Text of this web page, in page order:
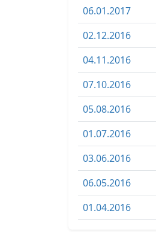
06.01.2017
02.12.2016
04.11.2016
07.10.2016
05.08.2016
01.07.2016
03.06.2016
06.05.2016
01.04.2016